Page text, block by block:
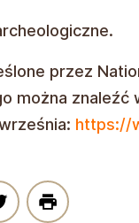
przez
można
https://